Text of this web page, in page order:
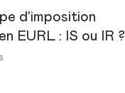
d’imposition
EURL : IS ou IR ?